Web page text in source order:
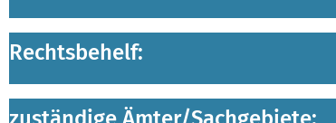
Rechtsbehelf: